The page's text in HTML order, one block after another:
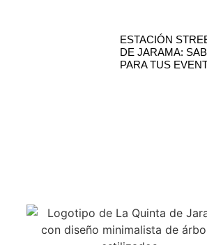
ESTACIÓN
DE JARAMA:
PARA TUS